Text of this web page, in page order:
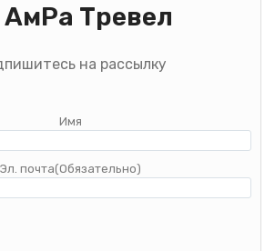
АмРа Тревел
на рассылку
Имя
Эл. почта(Обязательно)